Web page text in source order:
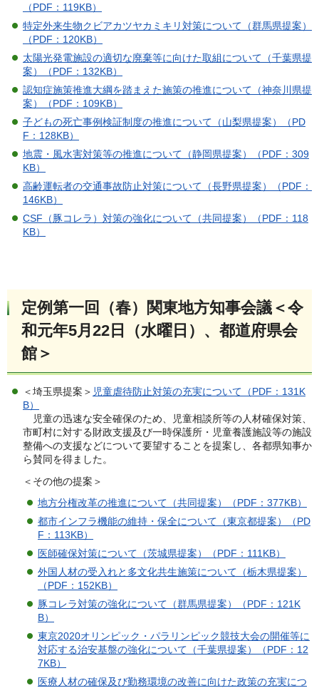
（PDF：119KB）
特定外来生物クビアカツヤカミキリ対策について（群馬県提案）
（PDF：120KB）
太陽光発電施設の適切な廃棄等に向けた取組について（千葉県提
案）（PDF：132KB）
認知症施策推進大綱を踏まえた施策の推進について（神奈川県提
案）（PDF：109KB）
子どもの死亡事例検証制度の推進について（山梨県提案）（PD
F：128KB）
地震・風水害対策等の推進について（静岡県提案）（PDF：309
KB）
高齢運転者の交通事故防止対策について（長野県提案）（PDF：
146KB）
CSF（豚コレラ）対策の強化について（共同提案）（PDF：118
KB）
定例第一回（春）関東地方知事会議＜令
和元年5月22日（水曜日）、都道府県会
館＞
＜埼玉県提案＞ 児童虐待防止対策の充実について（PDF：131K
B）
児童の迅速な安全確保のため、児童相談所等の人材確保対策、
市町村に対する財政支援及び一時保護所・児童養護施設等の施設
整備への支援などについて要望することを提案し、各都県知事か
ら賛同を得ました。
＜その他の提案＞
地方分権改革の推進について（共同提案）（PDF：377KB）
都市インフラ機能の維持・保全について（東京都提案）（PD
F：113KB）
医師確保対策について（茨城県提案）（PDF：111KB）
外国人材の受入れと多文化共生施策について（栃木県提案）
（PDF：152KB）
豚コレラ対策の強化について（群馬県提案）（PDF：121K
B）
東京2020オリンピック・パラリンピック競技大会の開催等に
対応する治安基盤の強化について（千葉県提案）（PDF：12
7KB）
医療人材の確保及び勤務環境の改善に向けた政策の充実につ